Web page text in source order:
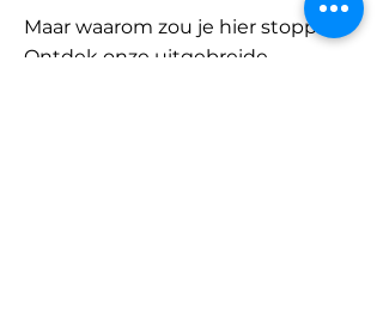
Maar waarom zou je hier stoppen?
Ontdek onze uitgebreide